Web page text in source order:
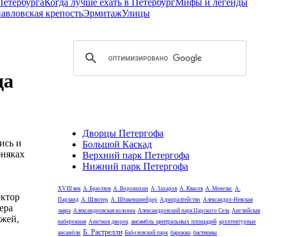
Когда лучше ехать в ПетербургМифы и легенды
крепостьЭрмитажУлицы
и
Дворцы Петергофа
Большой Каскад
Верхний парк Петергофа
Нижний парк Петергофа
XVIII век А. Брюллов А. Воронихин А. Захаров А. Квасов А. Менелас А.
Парланд А. Шлютер А. Штакеншнейдер Адмиралтейство Александро-Невская
лавра Александровская колонна Александровский парк Царского Села Английская
набережная Аничков дворец ансамбль центральных площадей архитектурные
ансамбли Б. Растрелли Баболовский парк барокко бастионы